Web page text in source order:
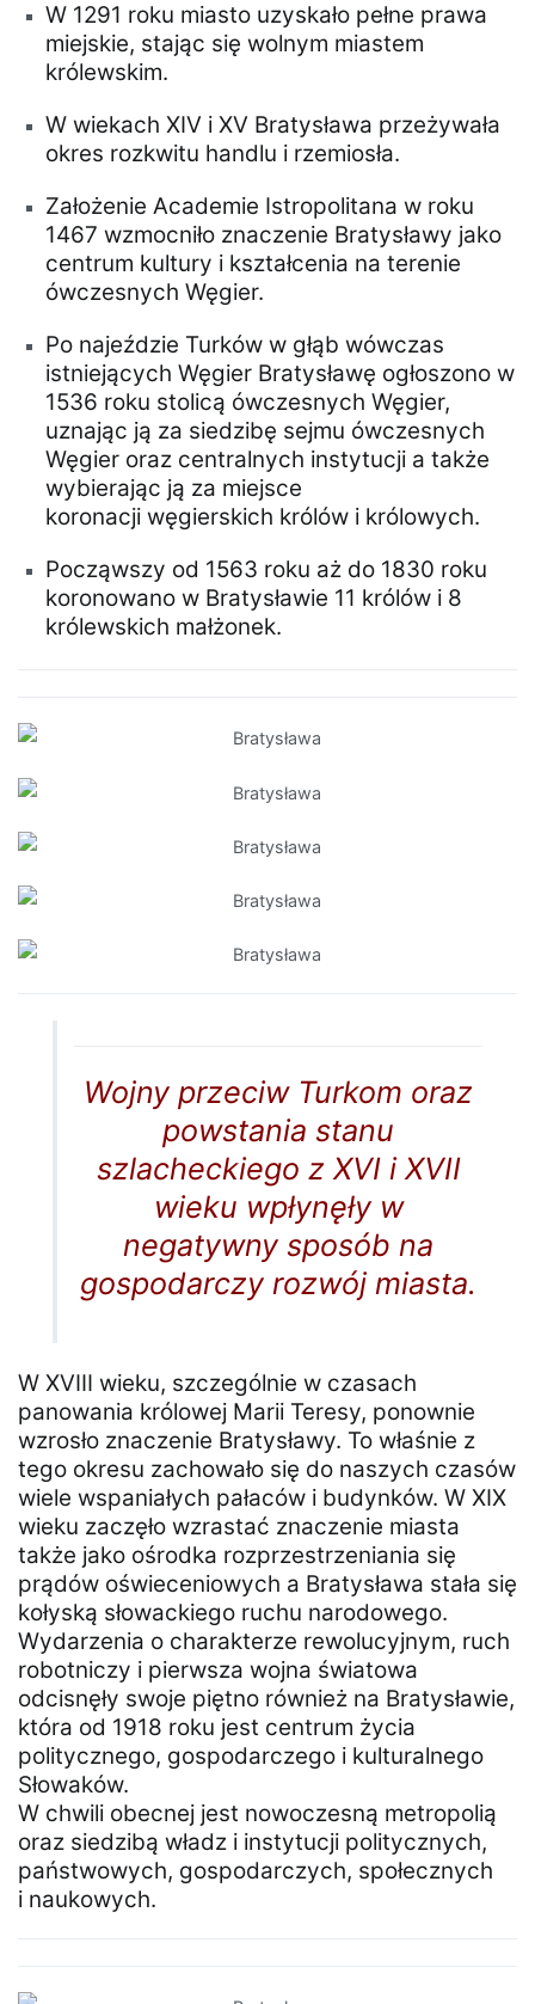
W 1291 roku miasto uzyskało pełne prawa
miejskie, stając się wolnym miastem
królewskim.
W wiekach XIV i XV Bratysława przeżywała
okres rozkwitu handlu i rzemiosła.
Założenie Academie Istropolitana w roku
1467 wzmocniło znaczenie Bratysławy jako
centrum kultury i kształcenia na terenie
ówczesnych Węgier.
Po najeździe Turków w głąb wówczas
istniejących Węgier Bratysławę ogłoszono w
1536 roku stolicą ówczesnych Węgier,
uznając ją za siedzibę sejmu ówczesnych
Węgier oraz centralnych instytucji a także
wybierając ją za miejsce
koronacji węgierskich królów i królowych.
Począwszy od 1563 roku aż do 1830 roku
koronowano w Bratysławie 11 królów i 8
królewskich małżonek.
Wojny przeciw Turkom oraz
powstania stanu
szlacheckiego z XVI i XVII
wieku wpłynęły w
negatywny sposób na
gospodarczy rozwój miasta.
W XVIII wieku, szczególnie w czasach
panowania królowej Marii Teresy, ponownie
wzrosło znaczenie Bratysławy. To właśnie z
tego okresu zachowało się do naszych czasów
wiele wspaniałych pałaców i budynków. W XIX
wieku zaczęło wzrastać znaczenie miasta
także jako ośrodka rozprzestrzeniania się
prądów oświeceniowych a Bratysława stała się
kołyską słowackiego ruchu narodowego.
Wydarzenia o charakterze rewolucyjnym, ruch
robotniczy i pierwsza wojna światowa
odcisnęły swoje piętno również na Bratysławie,
która od 1918 roku jest centrum życia
politycznego, gospodarczego i kulturalnego
Słowaków.
W chwili obecnej jest nowoczesną metropolią
oraz siedzibą władz i instytucji politycznych,
państwowych, gospodarczych, społecznych
i naukowych.